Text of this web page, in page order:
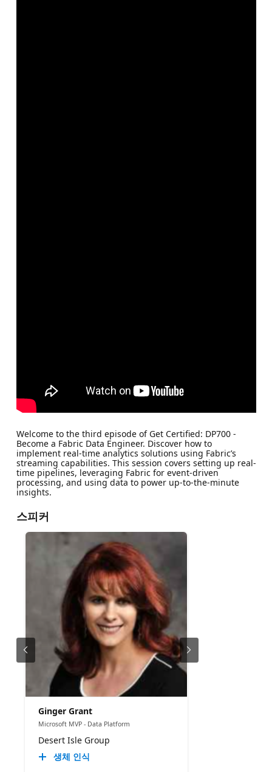
Welcome to the third episode of Get Certified: DP700 -
Become a Fabric Data Engineer. Discover how to
implement real-time analytics solutions using Fabric’s
streaming capabilities. This session covers setting up real-
time pipelines, leveraging Fabric for event-driven
processing, and using data to power up-to-the-minute
insights.
스피커
Ginger Grant
Microsoft MVP - Data Platform
Desert Isle Group
생체 인식